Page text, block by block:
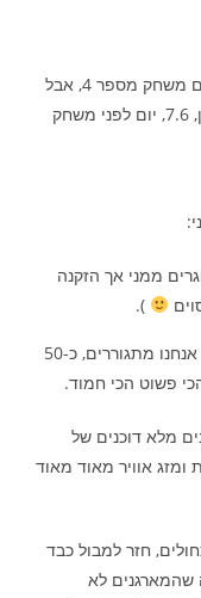
אתחיל בלציין שאמנם הכתבה יוצאת עם סיום משחק מספר 4, אבל
את הכתיבה שלה אני מתחיל כבר ביום ראשון, 7.6, יום לפני משחק
שיש מבוגרים ממני אך הזקנה
).
מה שהתחיל בחגיגות בפסטיבל בעיירה שבה אנחנו מתגוררים, כ-50
פשוט הכי חמוד.
מלא דוכנים של
של הופעות ומזג אוויר מאוד מאוד
חזר למבול כבד
שהמארגנים לא